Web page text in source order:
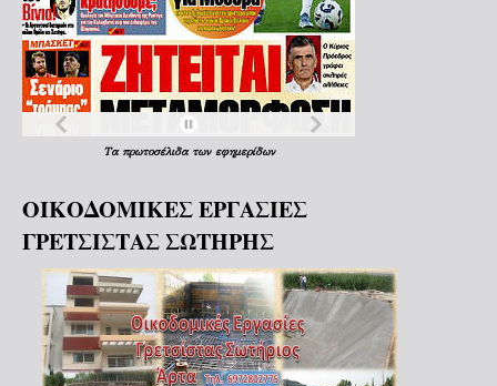
Τα πρωτοσέλιδα των εφημερίδων
ΟΙΚΟΔΟΜΙΚΕΣ ΕΡΓΑΣΙΕΣ
ΓΡΕΤΣΙΣΤΑΣ ΣΩΤΗΡΗΣ